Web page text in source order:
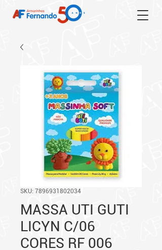
SKU: 7896931802034
MASSA UTI GUTI
LICYN C/06
CORES RF 006